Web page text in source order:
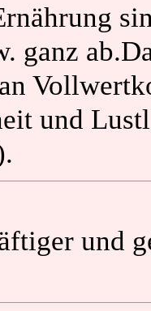
ganz
und
und